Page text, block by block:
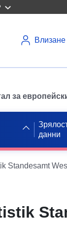
Влизане
за
данни
Standesamt